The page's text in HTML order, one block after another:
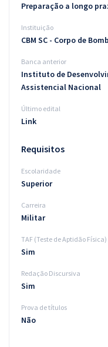
Blog
Aprovados
Atendimento
Preparação a longo
Instituição
CBM SC - Corpo de
Banca anterior
Instituto de
Assistencial Nacional
Último edital
Link
Requisitos
Escolaridade
Superior
Carreira
Militar
TAF (Teste de Aptidão Física)
Sim
Redação Discursiva
Sim
Prova de títulos
Não